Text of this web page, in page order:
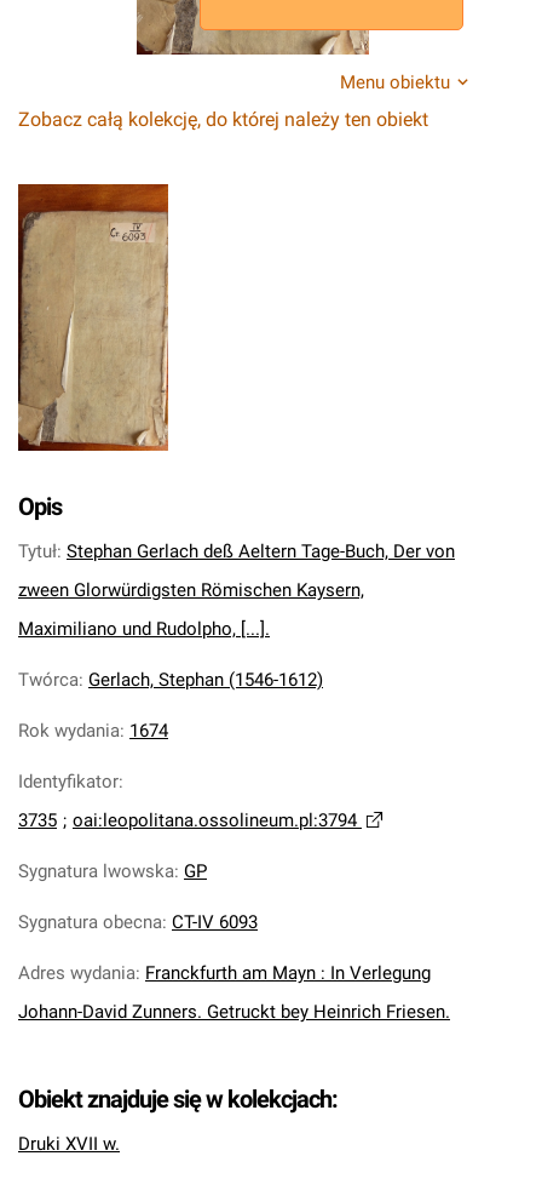
Menu obiektu
Zobacz całą kolekcję, do której należy ten obiekt
Opis
Tytuł: Stephan Gerlach deß Aeltern Tage-Buch, Der von
zween Glorwürdigsten Römischen Kaysern,
Maximiliano und Rudolpho, [...].
Twórca: Gerlach, Stephan (1546-1612)
Rok wydania: 1674
Identyfikator:
3735 ; oai:leopolitana.ossolineum.pl:3794
Sygnatura lwowska: GP
Sygnatura obecna: CT-IV 6093
Adres wydania: Franckfurth am Mayn : In Verlegung
Johann-David Zunners. Getruckt bey Heinrich Friesen.
Obiekt znajduje się w kolekcjach:
Druki XVII w.